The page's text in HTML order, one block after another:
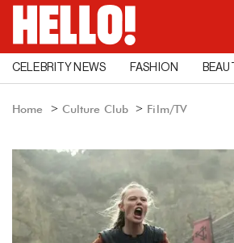
CELEBRITY NEWS FASHION
Home Culture Club Film/TV